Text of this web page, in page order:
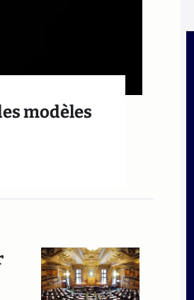
modèles